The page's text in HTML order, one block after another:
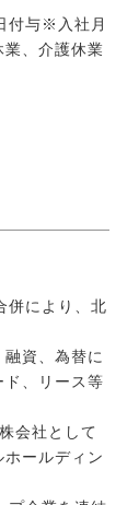
付与※入社月
業、介護休業
併により、北
資、為替に
ド、リース等
会社として
ールディン